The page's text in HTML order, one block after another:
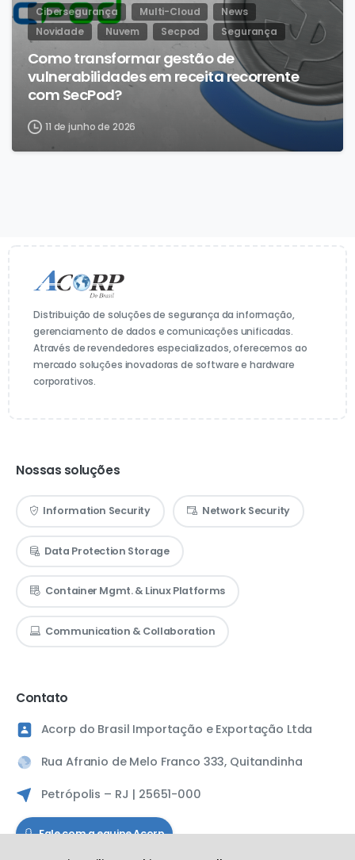
Cibersegurança Multi-Cloud
News
Novidade
Nuvem Secpod Segurança
Como transformar gestão de
vulnerabilidades em receita recorrente
com SecPod?
11 de junho de 2026
Distribuição de soluções de segurança da informação,
gerenciamento de dados e comunicações unificadas.
Através de revendedores especializados, oferecemos ao
mercado soluções inovadoras de software e hardware
corporativos.
Nossas soluções
Information Security Network Security
Data Protection Storage
Container Mgmt. & Linux Platforms
Communication & Collaboration
Contato
Acorp do Brasil Importação e Exportação Ltda
Rua Afranio de Melo Franco 333, Quitandinha
Petrópolis – RJ | 25651-000
Fale com a equipe Acorp